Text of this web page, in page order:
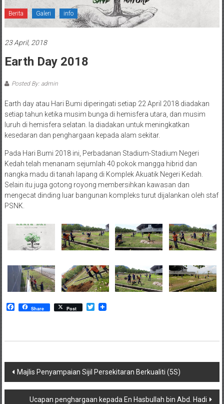
Berita Galeri info
23 April, 2018
Earth Day 2018
Posted By: admin
Earth day atau Hari Bumi diperingati setiap 22 April 2018 diadakan
setiap tahun ketika musim bunga di hemisfera utara, dan musim
luruh di hemisfera selatan. Ia diadakan untuk meningkatkan
kesedaran dan penghargaan kepada alam sekitar.
Pada Hari Bumi 2018 ini, Perbadanan Stadium-Stadium Negeri
Kedah telah menanam sejumlah 40 pokok mangga hibrid dan
nangka madu di tanah lapang di Komplek Akuatik Negeri Kedah.
Selain itu juga gotong royong membersihkan kawasan dan
mengecat dinding luar bangunan kompleks turut dijalankan oleh staf
PSNK.
Facebook
Share Post Twitter
Post
navigation
Majlis Penyampaian Sijil Persekitaran Berkualiti (5S)
Ucapan penghargaan kepada En Hasbullah bin Abd. Hadi